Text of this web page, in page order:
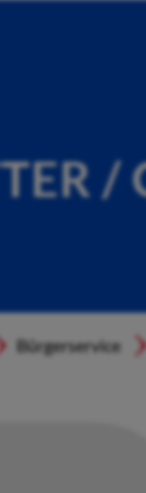
/
Bürgerservice